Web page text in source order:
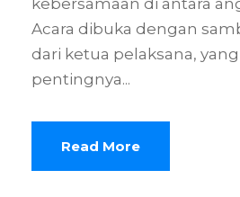
kebersamaan di antara
Acara dibuka dengan
dari ketua pelaksana,
pentingnya...
Read More